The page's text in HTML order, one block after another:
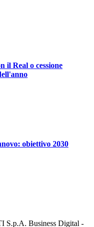
il Real o cessione
obiettivo 2030
S.p.A. Business Digital -